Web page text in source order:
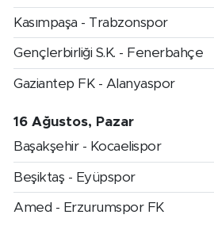
Kasımpaşa - Trabzonspor
Gençlerbirliği S.K. - Fenerbahçe
Gaziantep FK - Alanyaspor
16 Ağustos, Pazar
Başakşehir - Kocaelispor
Beşiktaş - Eyüpspor
Amed - Erzurumspor FK